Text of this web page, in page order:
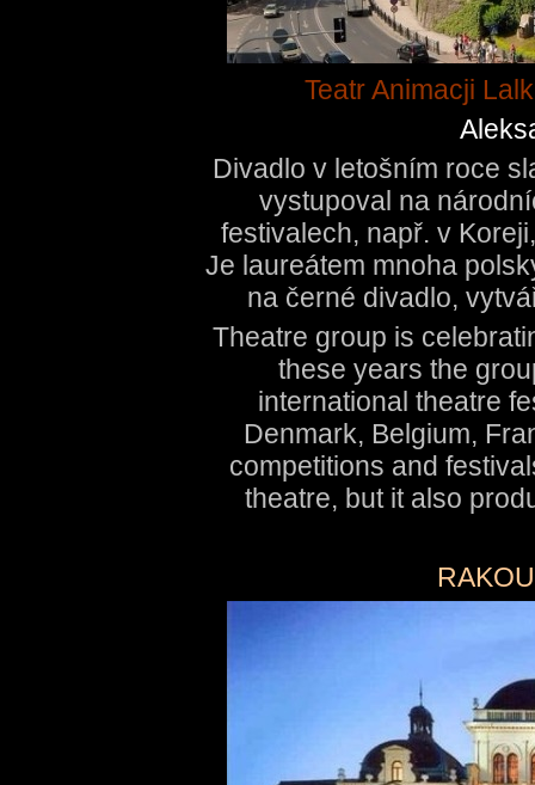
Teatr Animacji
Divadlo v letošním roce
vystupoval na
festivalech, např. v
Je laureátem mnoha
na černé divadlo,
Theatre group is
these years the
international theatre
Denmark, Belgium,
competitions and
theatre, but it also